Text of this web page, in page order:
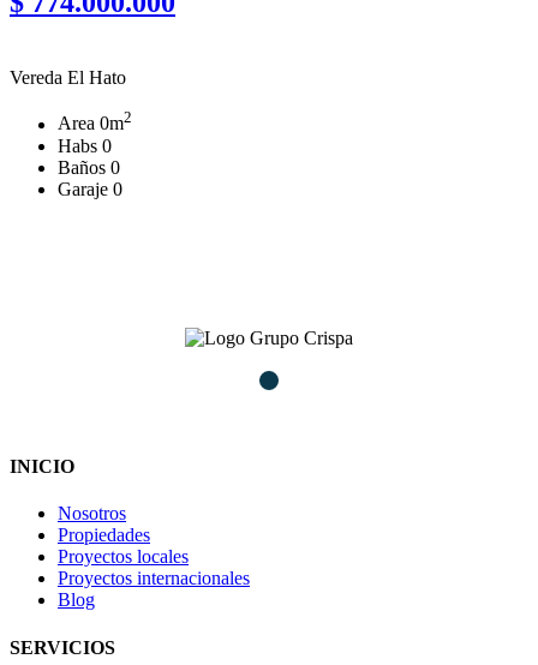
Vereda El Hato
Area 0m2
Habs 0
Baños 0
Garaje 0
INICIO
Nosotros
Propiedades
Proyectos locales
Proyectos internacionales
Blog
SERVICIOS